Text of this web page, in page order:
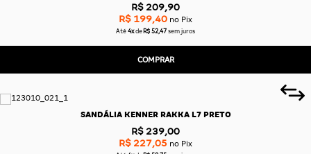
R$ 209,90
R$ 199,40 no Pix
Até 4x de R$ 52,47 sem juros
COMPRAR
SANDÁLIA KENNER RAKKA L7 PRETO
R$ 239,00
R$ 227,05 no Pix